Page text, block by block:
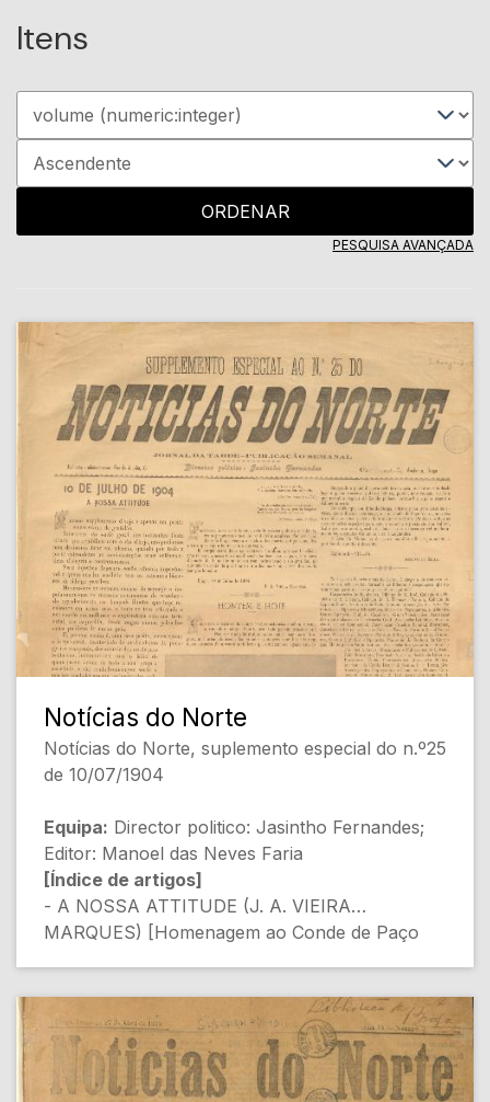
Itens
ORDENAR
PESQUISA AVANÇADA
Notícias do Norte
Notícias do Norte, suplemento especial do n.º25
de 10/07/1904
Equipa: Director politico: Jasintho Fernandes;
Editor: Manoel das Neves Faria
[Índice de artigos]
- A NOSSA ATTITUDE (J. A. VIEIRA
MARQUES) [Homenagem ao Conde de Paço
[Comissão de defesa dos interesses de Braga]
- HONTEM E HOJE (AUGUSTO DE SOUTO)
[Evolução histórica da rede ferroviária em
Braga]